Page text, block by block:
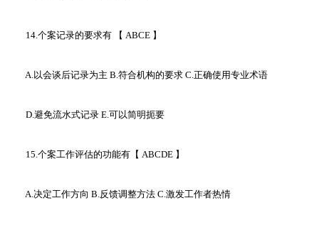
14.个案记录的要求有 【 ABCE 】
A.以会谈后记录为主 B.符合机构的要求 C.正确使用专业术语
D.避免流水式记录 E.可以简明扼要
15.个案工作评估的功能有【 ABCDE 】
A.决定工作方向 B.反馈调整方法 C.激发工作者热情